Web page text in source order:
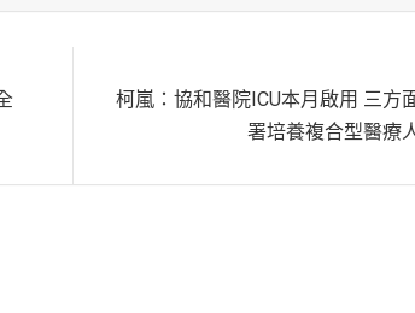
柯嵐：協和醫院ICU本月啟用 三方
署培養複合型醫療